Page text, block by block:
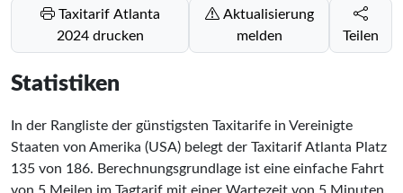
Taxitarif Atlanta
2024 drucken
Aktualisierung
melden
Teilen
Statistiken
In der Rangliste der günstigsten Taxitarife in Vereinigte
Staaten von Amerika (USA) belegt der Taxitarif Atlanta Platz
135 von 186. Berechnungsgrundlage ist eine einfache Fahrt
von 5 Meilen im Tagtarif mit einer Wartezeit von 5 Minuten.